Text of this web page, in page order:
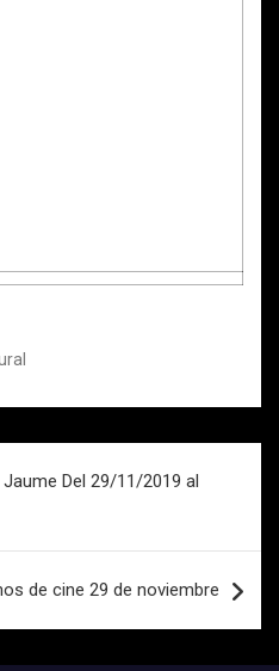
Del 29/11/2019 al
de cine 29 de noviembre